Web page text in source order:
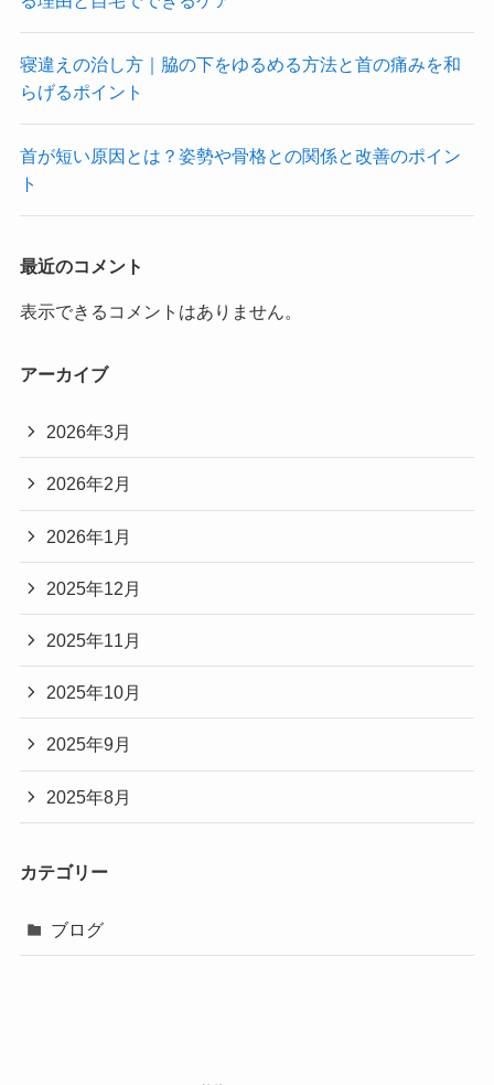
寝違えの治し方｜脇の下をゆるめる方法と首の痛みを和
らげるポイント
首が短い原因とは？姿勢や骨格との関係と改善のポイン
ト
最近のコメント
表示できるコメントはありません。
アーカイブ
2026年3月
2026年2月
2026年1月
2025年12月
2025年11月
2025年10月
2025年9月
2025年8月
カテゴリー
ブログ